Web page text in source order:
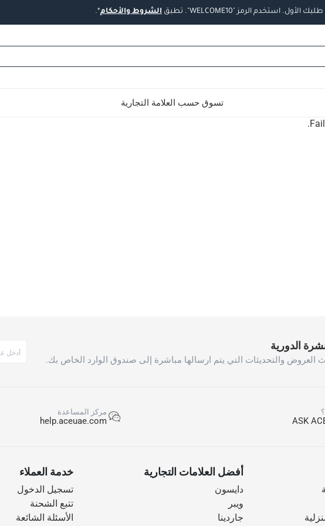
طلبك الأول. استخدم الرمز"WELCOME10". تطبق الشروط والأحكام*.
تسوق حسب العلامة التجارية
الدورية
والتحديثات التي يتم ارسالها مباشرة إلى صندوق الوارد الخاص بك.
مركز المساعدة
help.aceuae.com
أفضل العلامات التجارية
دايسون
ويبر
جاردينا
خدمة العملاء
تسجيل الدخول
تتبع الشحنة
الأسئلة الشائعة